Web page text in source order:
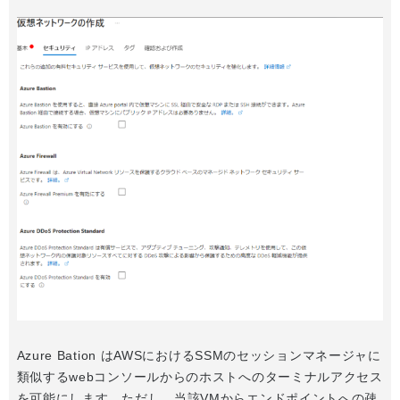
Azure Bation はAWSにおけるSSMのセッションマネージャに
類似するwebコンソールからのホストへのターミナルアクセス